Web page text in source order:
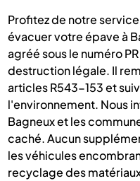
Profitez de notre
évacuer votre épave à
agréé sous le numéro
destruction légale. Il
articles R543-153 et
l'environnement. Nous
Bagneux et les
caché. Aucun
les véhicules
recyclage des